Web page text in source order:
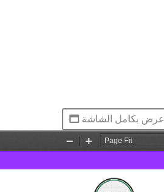
عرض بكامل الشاشة